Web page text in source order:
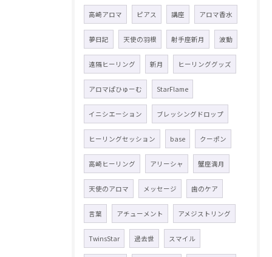
高崎アロマ ピアス 講座 アロマ香水
夢日記 天使の羽根 射手座新月 波動
遠隔ヒーリング 新月 ヒーリンググッズ
アロマぱひゅーむ StarFlame
イニシエーション ブレッシングドロップ
ヒーリングセッション base クーポン
高崎ヒーリング アリーシャ 蟹座満月
天使のアロマ メッセージ 歯のケア
言葉 アチューメント アメジストリング
TwinsStar 過去世 スマイル